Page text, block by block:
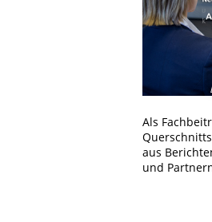
Als
aus
und